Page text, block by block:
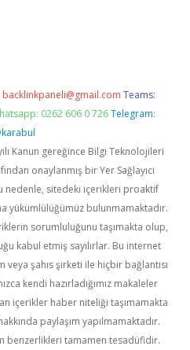
backlinkpaneli@gmail.com Teams:
0262 606 0 726 Telegram:
Kanun gereğince Bilgi Teknolojileri
onaylanmış bir Yer Sağlayıcı
nedenle, sitedeki içerikleri proaktif
yükümlülüğümüz bulunmamaktadır.
sorumluluğunu taşımakta olup,
kabul etmiş sayılırlar. Bu internet
şahıs şirketi ile hiçbir bağlantısı
kendi hazırladığımız makaleler
içerikler haber niteliği taşımamakta
paylaşım yapılmamaktadır.
benzerlikleri tamamen tesadüfidir.